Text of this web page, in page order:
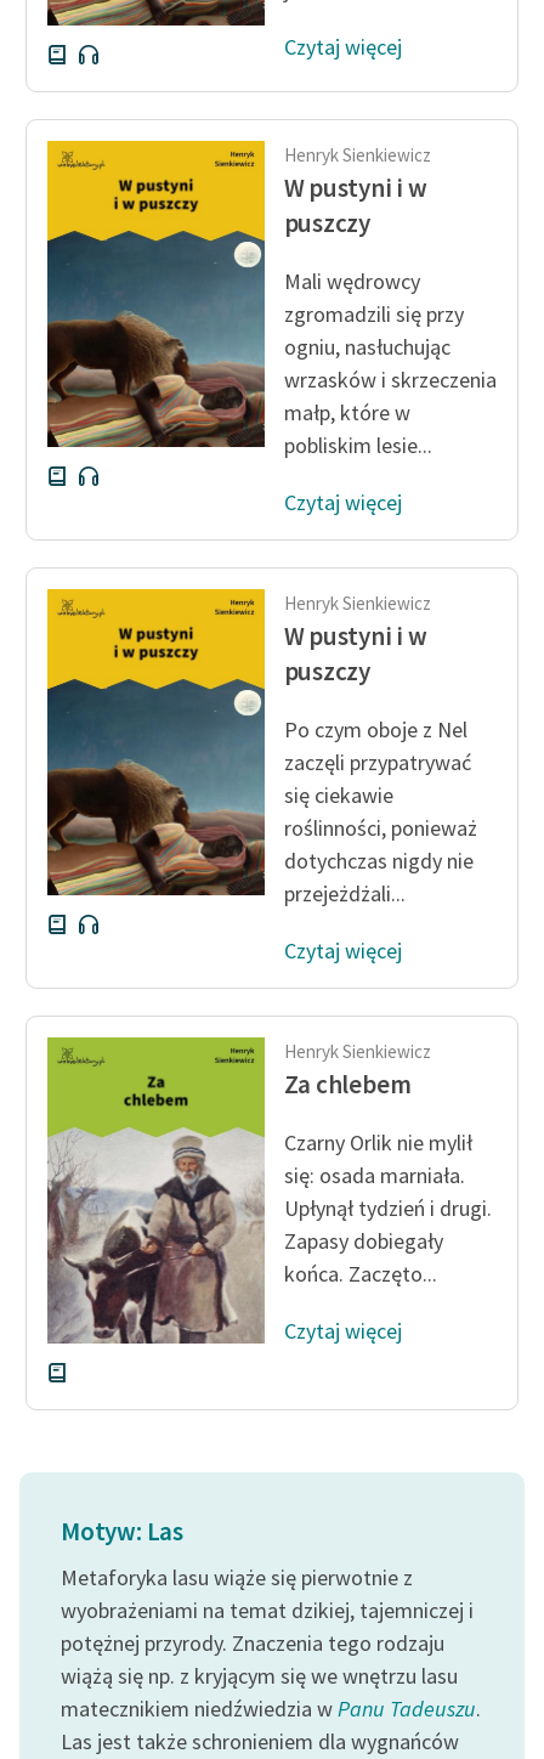
Czytaj więcej
Henryk Sienkiewicz
W pustyni i w
puszczy
Mali wędrowcy
zgromadzili się przy
ogniu, nasłuchując
wrzasków i skrzeczenia
małp, które w
pobliskim lesie...
Czytaj więcej
Henryk Sienkiewicz
W pustyni i w
puszczy
Po czym oboje z Nel
zaczęli przypatrywać
się ciekawie
roślinności, ponieważ
dotychczas nigdy nie
przejeżdżali...
Czytaj więcej
Henryk Sienkiewicz
Za chlebem
Czarny Orlik nie mylił
się: osada marniała.
Upłynął tydzień i drugi.
Zapasy dobiegały
końca. Zaczęto...
Czytaj więcej
Motyw: Las
Metaforyka lasu wiąże się pierwotnie z
wyobrażeniami na temat dzikiej, tajemniczej i
potężnej przyrody. Znaczenia tego rodzaju
wiążą się np. z kryjącym się we wnętrzu lasu
matecznikiem niedźwiedzia wPanu Tadeuszu.
Las jest także schronieniem dla wygnańców